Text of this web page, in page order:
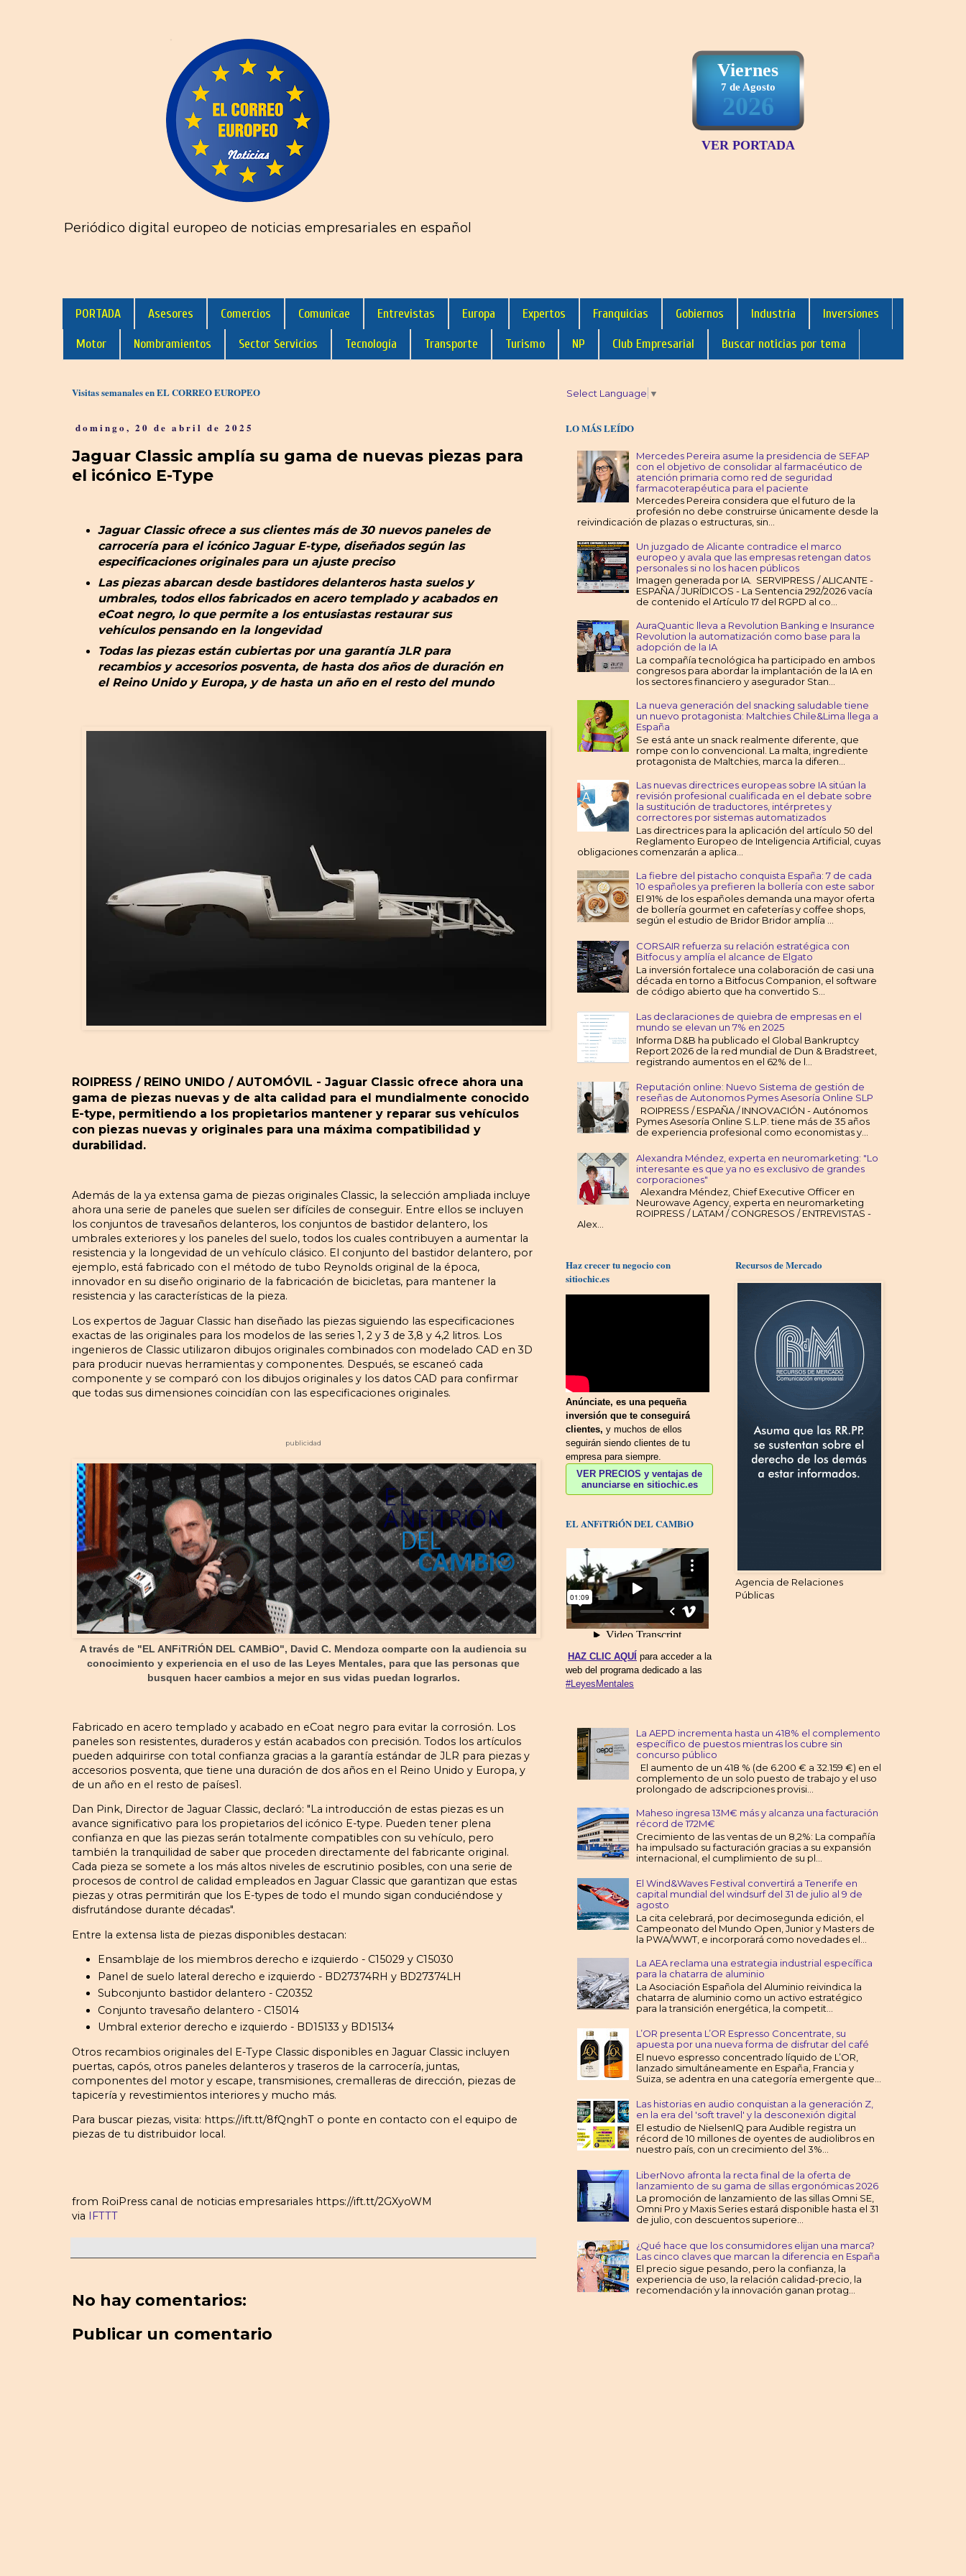
Periódico digital europeo de noticias empresariales en español
Viernes
7 de Agosto
2026
VER PORTADA
PORTADA Asesores Comercios Comunicae Entrevistas Europa Expertos Franquicias Gobiernos Industria Inversiones
Motor Nombramientos Sector Servicios Tecnología Transporte Turismo NP Club Empresarial Buscar noticias por tema
Visitas semanales en EL CORREO EUROPEO
domingo, 20 de abril de 2025
Jaguar Classic amplía su gama de nuevas piezas para
el icónico E-Type
Jaguar Classic ofrece a sus clientes más de 30 nuevos paneles de
carrocería para el icónico Jaguar E-type, diseñados según las
especificaciones originales para un ajuste preciso
Las piezas abarcan desde bastidores delanteros hasta suelos y
umbrales, todos ellos fabricados en acero templado y acabados en
eCoat negro, lo que permite a los entusiastas restaurar sus
vehículos pensando en la longevidad
Todas las piezas están cubiertas por una garantía JLR para
recambios y accesorios posventa, de hasta dos años de duración en
el Reino Unido y Europa, y de hasta un año en el resto del mundo
ROIPRESS / REINO UNIDO / AUTOMÓVIL - Jaguar Classic ofrece ahora una
gama de piezas nuevas y de alta calidad para el mundialmente conocido
E-type, permitiendo a los propietarios mantener y reparar sus vehículos
con piezas nuevas y originales para una máxima compatibilidad y
durabilidad.
Además de la ya extensa gama de piezas originales Classic, la selección ampliada incluye
ahora una serie de paneles que suelen ser difíciles de conseguir. Entre ellos se incluyen
los conjuntos de travesaños delanteros, los conjuntos de bastidor delantero, los
umbrales exteriores y los paneles del suelo, todos los cuales contribuyen a aumentar la
resistencia y la longevidad de un vehículo clásico. El conjunto del bastidor delantero, por
ejemplo, está fabricado con el método de tubo Reynolds original de la época,
innovador en su diseño originario de la fabricación de bicicletas, para mantener la
resistencia y las características de la pieza.
Los expertos de Jaguar Classic han diseñado las piezas siguiendo las especificaciones
exactas de las originales para los modelos de las series 1, 2 y 3 de 3,8 y 4,2 litros. Los
ingenieros de Classic utilizaron dibujos originales combinados con modelado CAD en 3D
para producir nuevas herramientas y componentes. Después, se escaneó cada
componente y se comparó con los dibujos originales y los datos CAD para confirmar
que todas sus dimensiones coincidían con las especificaciones originales.
publicidad
A través de "EL ANFiTRiÓN DEL CAMBiO", David C. Mendoza comparte con la audiencia su
conocimiento y experiencia en el uso de las Leyes Mentales, para que las personas que
busquen hacer cambios a mejor en sus vidas puedan lograrlos.
Fabricado en acero templado y acabado en eCoat negro para evitar la corrosión. Los
paneles son resistentes, duraderos y están acabados con precisión. Todos los artículos
pueden adquirirse con total confianza gracias a la garantía estándar de JLR para piezas y
accesorios posventa, que tiene una duración de dos años en el Reino Unido y Europa, y
de un año en el resto de países1.
Dan Pink, Director de Jaguar Classic, declaró: "La introducción de estas piezas es un
avance significativo para los propietarios del icónico E-type. Pueden tener plena
confianza en que las piezas serán totalmente compatibles con su vehículo, pero
también la tranquilidad de saber que proceden directamente del fabricante original.
Cada pieza se somete a los más altos niveles de escrutinio posibles, con una serie de
procesos de control de calidad empleados en Jaguar Classic que garantizan que estas
piezas y otras permitirán que los E-types de todo el mundo sigan conduciéndose y
disfrutándose durante décadas".
Entre la extensa lista de piezas disponibles destacan:
Ensamblaje de los miembros derecho e izquierdo - C15029 y C15030
Panel de suelo lateral derecho e izquierdo - BD27374RH y BD27374LH
Subconjunto bastidor delantero - C20352
Conjunto travesaño delantero - C15014
Umbral exterior derecho e izquierdo - BD15133 y BD15134
Otros recambios originales del E-Type Classic disponibles en Jaguar Classic incluyen
puertas, capós, otros paneles delanteros y traseros de la carrocería, juntas,
componentes del motor y escape, transmisiones, cremalleras de dirección, piezas de
tapicería y revestimientos interiores y mucho más.
Para buscar piezas, visita: https://ift.tt/8fQnghT o ponte en contacto con el equipo de
piezas de tu distribuidor local.
from RoiPress canal de noticias empresariales https://ift.tt/2GXyoWM
via IFTTT
No hay comentarios:
Publicar un comentario
Select Language ▼
LO MÁS LEÍDO
Mercedes Pereira asume la presidencia de SEFAP
con el objetivo de consolidar al farmacéutico de
atención primaria como red de seguridad
farmacoterapéutica para el paciente
Mercedes Pereira considera que el futuro de la
profesión no debe construirse únicamente desde la
reivindicación de plazas o estructuras, sin...
Un juzgado de Alicante contradice el marco
europeo y avala que las empresas retengan datos
personales si no los hacen públicos
Imagen generada por IA. SERVIPRESS / ALICANTE -
ESPAÑA / JURÍDICOS - La Sentencia 292/2026 vacía
de contenido el Artículo 17 del RGPD al co...
AuraQuantic lleva a Revolution Banking e Insurance
Revolution la automatización como base para la
adopción de la IA
La compañía tecnológica ha participado en ambos
congresos para abordar la implantación de la IA en
los sectores financiero y asegurador Stan...
La nueva generación del snacking saludable tiene
un nuevo protagonista: Maltchies Chile&Lima llega a
España
Se está ante un snack realmente diferente, que
rompe con lo convencional. La malta, ingrediente
protagonista de Maltchies, marca la diferen...
Las nuevas directrices europeas sobre IA sitúan la
revisión profesional cualificada en el debate sobre
la sustitución de traductores, intérpretes y
correctores por sistemas automatizados
Las directrices para la aplicación del artículo 50 del
Reglamento Europeo de Inteligencia Artificial, cuyas
obligaciones comenzarán a aplica...
La fiebre del pistacho conquista España: 7 de cada
10 españoles ya prefieren la bollería con este sabor
El 91% de los españoles demanda una mayor oferta
de bollería gourmet en cafeterías y coffee shops,
según el estudio de Bridor Bridor amplía ...
CORSAIR refuerza su relación estratégica con
Bitfocus y amplía el alcance de Elgato
La inversión fortalece una colaboración de casi una
década en torno a Bitfocus Companion, el software
de código abierto que ha convertido S...
Las declaraciones de quiebra de empresas en el
mundo se elevan un 7% en 2025
Informa D&B ha publicado el Global Bankruptcy
Report 2026 de la red mundial de Dun & Bradstreet,
registrando aumentos en el 62% de l...
Reputación online: Nuevo Sistema de gestión de
reseñas de Autonomos Pymes Asesoría Online SLP
ROIPRESS / ESPAÑA / INNOVACIÓN - Autónomos
Pymes Asesoría Online S.L.P. tiene más de 35 años
de experiencia profesional como economistas y...
Alexandra Méndez, experta en neuromarketing: "Lo
interesante es que ya no es exclusivo de grandes
corporaciones"
Alexandra Méndez, Chief Executive Officer en
Neurowave Agency, experta en neuromarketing
ROIPRESS / LATAM / CONGRESOS / ENTREVISTAS -
Alex...
Haz crecer tu negocio con
sitiochic.es
Anúnciate, es una pequeña
inversión que te conseguirá
clientes, y muchos de ellos
seguirán siendo clientes de tu
empresa para siempre.
VER PRECIOS y ventajas de
anunciarse en sitiochic.es
EL ANFiTRiÓN DEL CAMBiO
HAZ CLIC AQUÍ para acceder a la
web del programa dedicado a las
#LeyesMentales
Recursos de Mercado
Agencia de Relaciones
Públicas
La AEPD incrementa hasta un 418% el complemento
específico de puestos mientras los cubre sin
concurso público
El aumento de un 418 % (de 6.200 € a 32.159 €) en el
complemento de un solo puesto de trabajo y el uso
prolongado de adscripciones provisi...
Maheso ingresa 13M€ más y alcanza una facturación
récord de 172M€
Crecimiento de las ventas de un 8,2%: La compañía
ha impulsado su facturación gracias a su expansión
internacional, el cumplimiento de su pl...
El Wind&Waves Festival convertirá a Tenerife en
capital mundial del windsurf del 31 de julio al 9 de
agosto
La cita celebrará, por decimosegunda edición, el
Campeonato del Mundo Open, Junior y Masters de
la PWA/WWT, e incorporará como novedades el...
La AEA reclama una estrategia industrial específica
para la chatarra de aluminio
La Asociación Española del Aluminio reivindica la
chatarra de aluminio como un activo estratégico
para la transición energética, la competit...
L’OR presenta L’OR Espresso Concentrate, su
apuesta por una nueva forma de disfrutar del café
El nuevo espresso concentrado líquido de L’OR,
lanzado simultáneamente en España, Francia y
Suiza, se adentra en una categoría emergente que...
Las historias en audio conquistan a la generación Z,
en la era del 'soft travel' y la desconexión digital
El estudio de NielsenIQ para Audible registra un
récord de 10 millones de oyentes de audiolibros en
nuestro país, con un crecimiento del 3%...
LiberNovo afronta la recta final de la oferta de
lanzamiento de su gama de sillas ergonómicas 2026
La promoción de lanzamiento de las sillas Omni SE,
Omni Pro y Maxis Series estará disponible hasta el 31
de julio, con descuentos superiore...
¿Qué hace que los consumidores elijan una marca?
Las cinco claves que marcan la diferencia en España
El precio sigue pesando, pero la confianza, la
experiencia de uso, la relación calidad-precio, la
recomendación y la innovación ganan protag...